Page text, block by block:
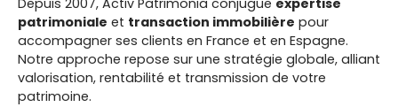
Depuis 2007, Activ Patrimonia conjugue expertise
patrimoniale et transaction immobilière pour
accompagner ses clients en France et en Espagne.
Notre approche repose sur une stratégie globale, alliant
valorisation, rentabilité et transmission de votre
patrimoine.